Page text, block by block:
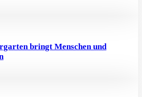
bringt Menschen und